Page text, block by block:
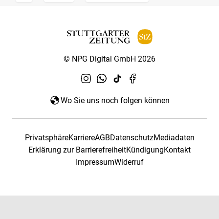
© NPG Digital GmbH 2026
Wo Sie uns noch folgen können
PrivatsphäreKarriereAGBDatenschutzMediadaten
Erklärung zur BarrierefreiheitKündigungKontakt
ImpressumWiderruf